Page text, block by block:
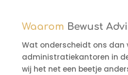
Waarom Bewust
Wat onderscheidt ons dan
administratiekantoren in
wij het net een beetje